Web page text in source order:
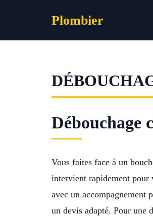
Plombier
Débouchage
Vous faites face à un
intervient rapidement pour
avec un accompagnement
un devis adapté. Pour une